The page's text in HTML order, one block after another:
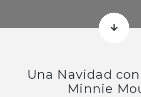
Una Navidad
Minnie